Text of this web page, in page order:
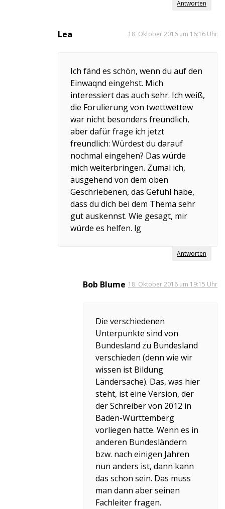
Antworten
Lea 18. Oktober 2016 um 16:16 Uhr
Ich fänd es schön, wenn du auf den
Einwaqnd eingehst. Mich
interessiert das auch sehr. Ich weiß,
die Forulierung von twettwettew
war nicht besonders freundlich,
aber dafür frage ich jetzt
freundlich: Würdest du darauf
nochmal eingehen? Das würde
mich weiterbringen. Zumal ich,
ausgehend von dem oben
Geschriebenen, das Gefühl habe,
dass du dich bei dem Thema sehr
gut auskennst. Wie gesagt, mir
würde es helfen. lg
Antworten
Bob Blume 18. Oktober 2016 um 19:15 Uhr
Die verschiedenen
Unterpunkte sind von
Bundesland zu Bundesland
verschieden (denn wie wir
wissen ist Bildung
Ländersache). Das, was hier
steht, ist eine Version, der
der Schreiber von 2012 in
Baden-Württemberg
vorliegen hatte. Wenn es in
anderen Bundesländern
bzw. nach einigen Jahren
nun anders ist, dann kann
das schon sein. Das muss
man dann aber seinen
Fachleiter fragen.